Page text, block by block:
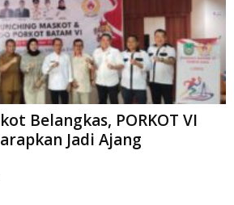
Belangkas, PORKOT VI
Jadi Ajang